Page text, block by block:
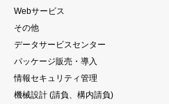
Webサービス
その他
データサービスセンター
パッケージ販売・導入
情報セキュリティ管理
機械設計 (請負、構内請負)